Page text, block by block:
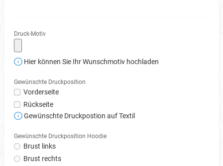
Druck-Motiv
Hier können Sie Ihr Wunschmotiv hochladen
Gewünschte Druckposition
Vorderseite
Rückseite
Gewünschte Druckpostion auf Textil
Gewünschte Druckposition Hoodie
Brust links
Brust rechts